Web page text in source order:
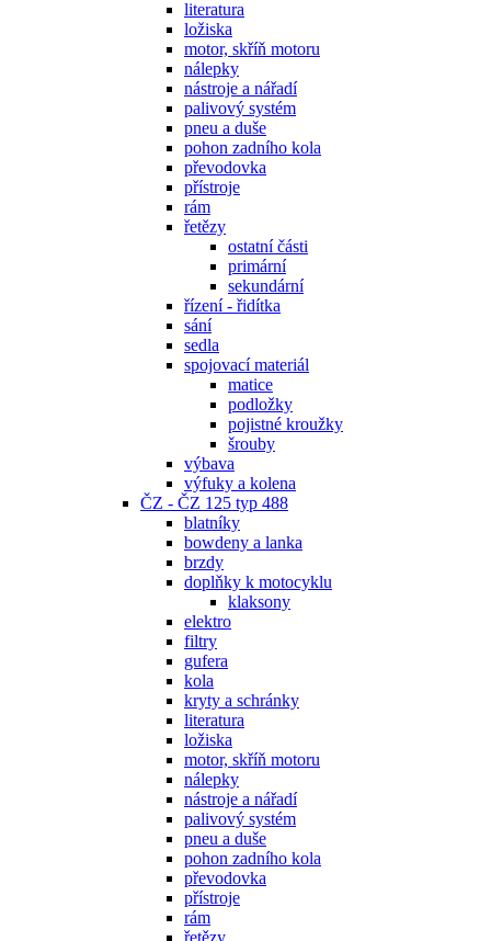
literatura
ložiska
motor, skříň motoru
nálepky
nástroje a nářadí
palivový systém
pneu a duše
pohon zadního kola
převodovka
přístroje
rám
řetězy
ostatní části
primární
sekundární
řízení - řidítka
sání
sedla
spojovací materiál
matice
podložky
pojistné kroužky
šrouby
výbava
výfuky a kolena
ČZ - ČZ 125 typ 488
blatníky
bowdeny a lanka
brzdy
doplňky k motocyklu
klaksony
elektro
filtry
gufera
kola
kryty a schránky
literatura
ložiska
motor, skříň motoru
nálepky
nástroje a nářadí
palivový systém
pneu a duše
pohon zadního kola
převodovka
přístroje
rám
řetězy